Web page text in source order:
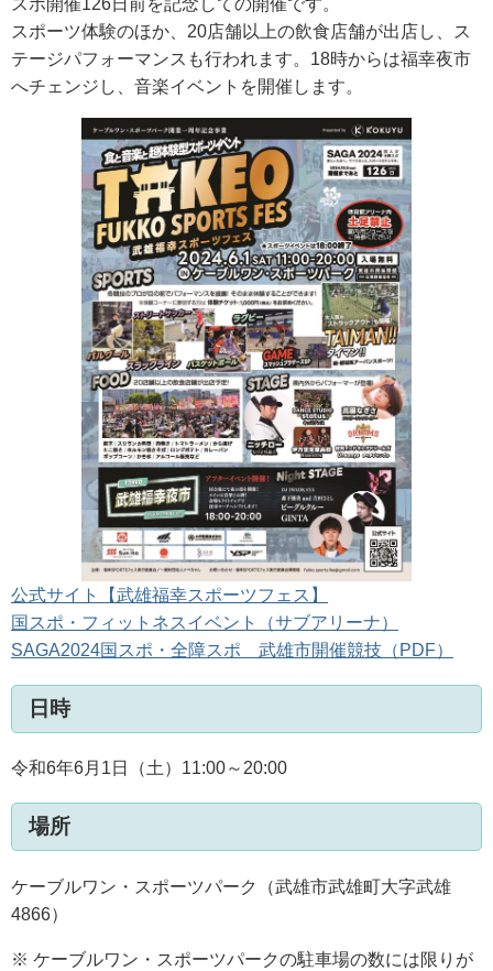
スポーツ体験のほか、20店舗以上の飲食店舗が出店し、ス
テージパフォーマンスも行われます。18時からは福幸夜市
へチェンジし、音楽イベントを開催します。
公式サイト【武雄福幸スポーツフェス】
国スポ・フィットネスイベント（サブアリーナ）
SAGA2024国スポ・全障スポ 武雄市開催競技（PDF）
日時
令和6年6月1日（土）11:00～20:00
場所
ケーブルワン・スポーツパーク（武雄市武雄町大字武雄
4866）
※ ケーブルワン・スポーツパークの駐車場の数には限りが